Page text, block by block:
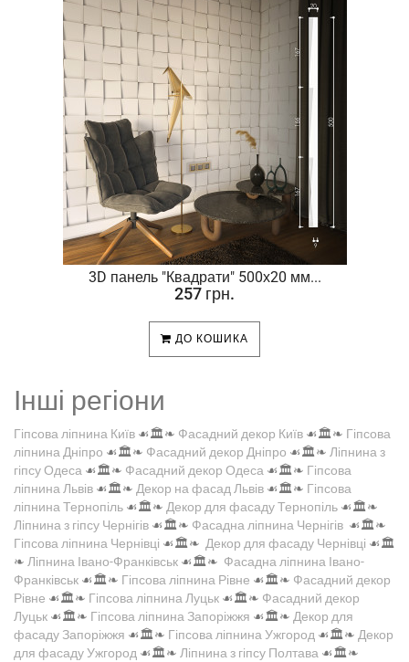
3D панель "Квадрати" 500х20 мм...
257 грн.
ДО КОШИКА
Інші регіони
Гіпсова ліпнина Київ ☙🏛️❧ Фасадний декор Київ ☙🏛️❧ Гіпсова
ліпнина Дніпро ☙🏛️❧ Фасадний декор Дніпро ☙🏛️❧ Ліпнина з
гіпсу Одеса ☙🏛️❧ Фасадний декор Одеса ☙🏛️❧ Гіпсова
ліпнина Львів ☙🏛️❧ Декор на фасад Львів ☙🏛️❧ Гіпсова
ліпнина Тернопіль ☙🏛️❧ Декор для фасаду Тернопіль ☙🏛️❧
Ліпнина з гіпсу Чернігів ☙🏛️❧ Фасадна ліпнина Чернігів ☙🏛️❧
Гіпсова ліпнина Чернівці ☙🏛️❧ Декор для фасаду Чернівці ☙🏛️
❧ Ліпнина Івано-Франківськ ☙🏛️❧ Фасадна ліпнина Івано-
Франківськ ☙🏛️❧ Гіпсова ліпнина Рівне ☙🏛️❧ Фасадний декор
Рівне ☙🏛️❧ Гіпсова ліпнина Луцьк ☙🏛️❧ Фасадний декор
Луцьк ☙🏛️❧ Гіпсова ліпнина Запоріжжя ☙🏛️❧ Декор для
фасаду Запоріжжя ☙🏛️❧ Гіпсова ліпнина Ужгород ☙🏛️❧ Декор
для фасаду Ужгород ☙🏛️❧ Ліпнина з гіпсу Полтава ☙🏛️❧